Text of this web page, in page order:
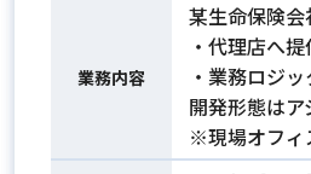
業務内容
某生命保険会
・代理店へ
・業務ロジ
開発形態はア
※現場オフィ